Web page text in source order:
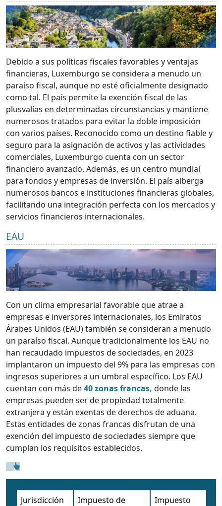
Debido a sus políticas fiscales favorables y ventajas
financieras, Luxemburgo se considera a menudo un
paraíso fiscal, aunque no esté oficialmente designado
como tal. El país permite la exención fiscal de las
plusvalías en determinadas circunstancias y mantiene
numerosos tratados para evitar la doble imposición
con varios países. Reconocido como un destino fiable y
seguro para la asignación de activos y las actividades
comerciales, Luxemburgo cuenta con un sector
financiero avanzado. Además, es un centro mundial
para fondos y empresas de inversión. El país alberga
numerosos bancos e instituciones financieras globales,
facilitando una integración perfecta con los mercados y
servicios financieros internacionales.
EAU
Con un clima empresarial favorable que atrae a
empresas e inversores internacionales, los Emiratos
Árabes Unidos (EAU) también se consideran a menudo
un paraíso fiscal. Aunque tradicionalmente los EAU no
han recaudado impuestos de sociedades, en 2023
implantaron un impuesto del 9% para las empresas con
ingresos superiores a un umbral específico. Los EAU
cuentan con más de40 zonas francas, donde las
empresas pueden ser de propiedad totalmente
extranjera y están exentas de derechos de aduana.
Estas entidades de zonas francas disfrutan de una
exención del impuesto de sociedades siempre que
cumplan los requisitos establecidos.
Jurisdicción
Impuesto de
Impuesto